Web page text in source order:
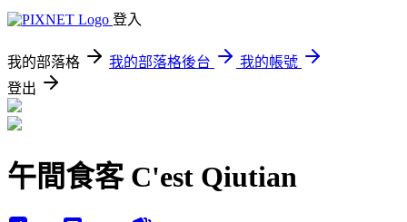
登入
我的部落格 我的部落格後台
我的帳號
登出
午間食客 C'est Qiutian